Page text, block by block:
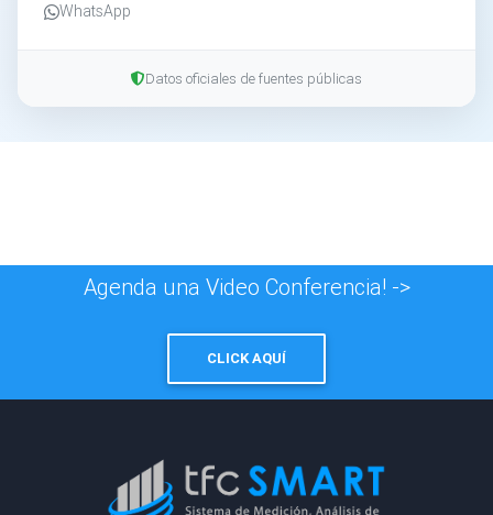
WhatsApp
Datos oficiales de fuentes públicas
Agenda una Video Conferencia! ->
CLICK AQUÍ